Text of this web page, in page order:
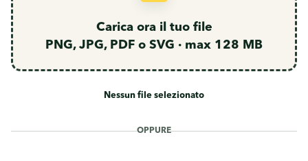
Nessun file selezionato
OPPURE